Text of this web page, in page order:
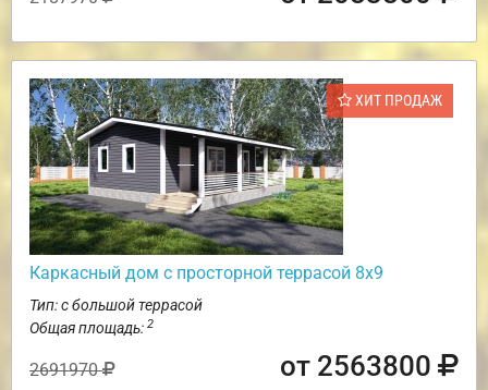
ХИТ ПРОДАЖ
Каркасный дом с просторной террасой 8х9
Тип: с большой террасой
Общая площадь: 2
2691970 от 2563800